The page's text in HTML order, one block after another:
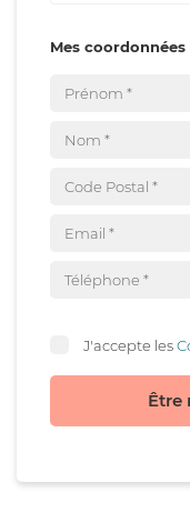
Mes coordonnées
J'accepte les
Être